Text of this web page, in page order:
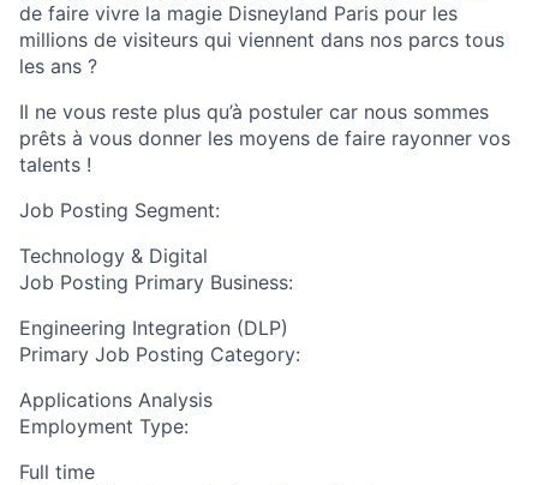
de faire vivre la magie Disneyland Paris pour les
millions de visiteurs qui viennent dans nos parcs tous
les ans ?
Il ne vous reste plus qu’à postuler car nous sommes
prêts à vous donner les moyens de faire rayonner vos
talents !
Job Posting Segment:
Technology & Digital
Job Posting Primary Business:
Engineering Integration (DLP)
Primary Job Posting Category:
Applications Analysis
Employment Type:
Full time